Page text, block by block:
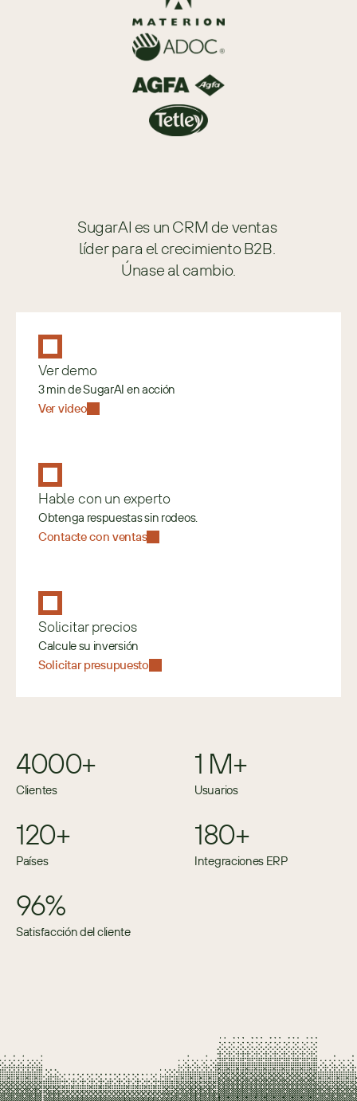
SugarAI es un CRM de ventas
líder para el crecimiento B2B.
Únase al cambio.
Ver demo
3 min de SugarAI en acción
Ver video
Hable con un experto
Obtenga respuestas sin rodeos.
Contacte con ventas
Solicitar precios
Calcule su inversión
Solicitar presupuesto
4000+
Clientes
1 M+
Usuarios
120+
Países
180+
Integraciones ERP
96%
Satisfacción del cliente